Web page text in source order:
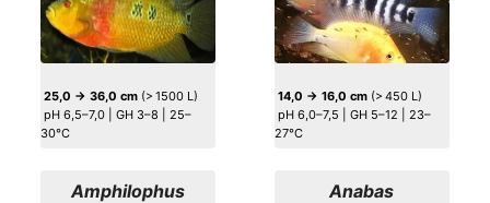
25,0 → 36,0 cm (> 1500 L)
pH 6,5–7,0 | GH 3–8 | 25–
30°C
14,0 → 16,0 cm(> 450 L)
pH 6,0–7,5 | GH 5–12 | 23–
27°C
Amphilophus
Anabas